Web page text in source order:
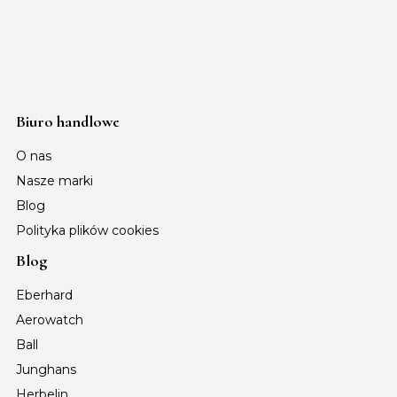
Biuro handlowe
O nas
Nasze marki
Blog
Polityka plików cookies
Blog
Eberhard
Aerowatch
Ball
Junghans